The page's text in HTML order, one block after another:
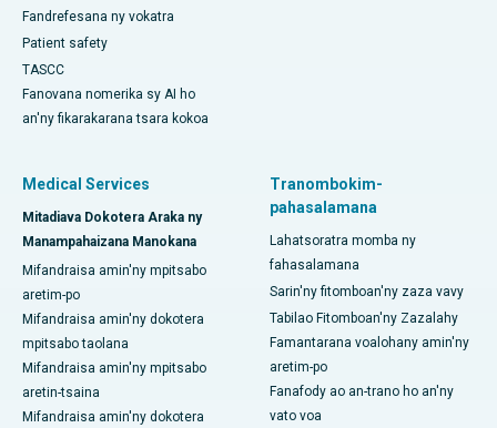
Fandrefesana ny vokatra
Patient safety
TASCC
Fanovana nomerika sy AI ho
an'ny fikarakarana tsara kokoa
Medical Services
Mitadiava Dokotera Araka ny
Manampahaizana Manokana
Mifandraisa amin'ny mpitsabo
aretim-po
Mifandraisa amin'ny dokotera
mpitsabo taolana
Mifandraisa amin'ny mpitsabo
aretin-tsaina
Mifandraisa amin'ny dokotera
Tranombokim-
pahasalamana
Lahatsoratra momba ny
fahasalamana
Sarin'ny fitomboan'ny zaza vavy
Tabilao Fitomboan'ny Zazalahy
Famantarana voalohany amin'ny
aretim-po
Fanafody ao an-trano ho an'ny
vato voa